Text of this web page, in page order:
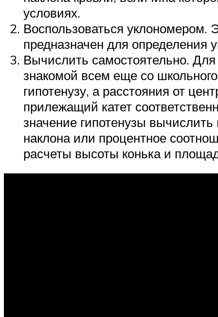
условиях.
Воспользоваться уклономером.
предназначен для определения
Вычислить самостоятельно. Для
знакомой всем еще со
гипотенузу, а расстояния от
прилежащий катет
значение гипотенузы
наклона или процентное
расчеты высоты конька и